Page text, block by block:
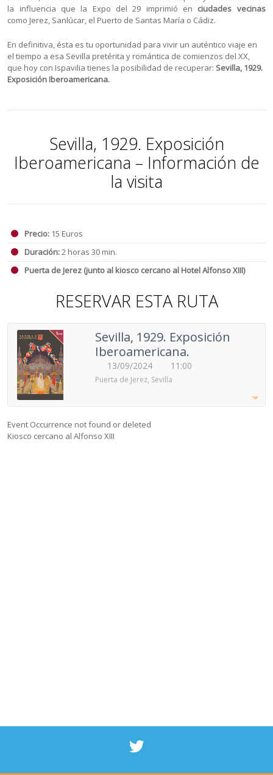
la influencia que la Expo del 29 imprimió en ciudades vecinas
como Jerez, Sanlúcar, el Puerto de Santas María o Cádiz.
En definitiva, ésta es tu oportunidad para vivir un auténtico viaje en
el tiempo a esa Sevilla pretérita y romántica de comienzos del XX,
que hoy con Ispavilia tienes la posibilidad de recuperar: Sevilla, 1929.
Exposición Iberoamericana.
Sevilla, 1929. Exposición
Iberoamericana – Información de
la visita
Precio: 15 Euros
Duración:2 horas 30 min.
Puerta de Jerez (junto al kiosco cercano al Hotel Alfonso XIII)
RESERVAR ESTA RUTA
Sevilla, 1929. Exposición
Iberoamericana.
13/09/2024 11:00
Puerta de Jerez, Sevilla
Event Occurrence not found or deleted
Kiosco cercano al Alfonso XIII